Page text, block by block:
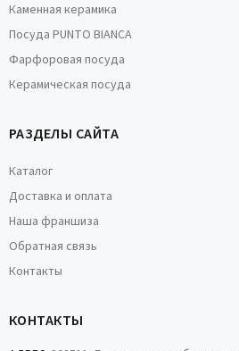
Каменная керамика
Посуда PUNTO BIANCA
Фарфоровая посуда
Керамическая посуда
РАЗДЕЛЫ САЙТА
Каталог
Доставка и оплата
Наша франшиза
Обратная связь
Контакты
КОНТАКТЫ